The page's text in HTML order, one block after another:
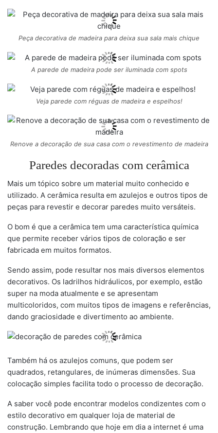
Peça decorativa de madeira para deixa sua sala mais chique
A parede de madeira pode ser iluminada com spots
Veja parede com réguas de madeira e espelhos!
Renove a decoração de sua casa com o revestimento de madeira
Paredes decoradas com cerâmica
Mais um tópico sobre um material muito conhecido e
utilizado. A cerâmica resulta em azulejos e outros tipos de
peças para revestir e decorar paredes muito versáteis.
O bom é que a cerâmica tem uma característica química
que permite receber vários tipos de coloração e ser
fabricada em muitos formatos.
Sendo assim, pode resultar nos mais diversos elementos
decorativos. Os ladrilhos hidráulicos, por exemplo, estão
super na moda atualmente e se apresentam
multicoloridos, com muitos tipos de imagens e referências,
dando graciosidade e divertimento ao ambiente.
Também há os azulejos comuns, que podem ser
quadrados, retangulares, de inúmeras dimensões. Sua
colocação simples facilita todo o processo de decoração.
A saber você pode encontrar modelos condizentes com o
estilo decorativo em qualquer loja de material de
construção. Lembrando que hoje em dia a internet é uma